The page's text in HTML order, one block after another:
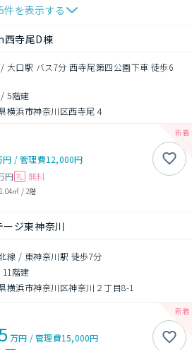
件を表示する
西寺尾D棟
大口駅 バス7分 西寺尾第四公園下車 徒歩6
/5階建
横浜市神奈川区西寺尾４
円 /管理費12,000円
円 礼 無料
㎡ / 2階
ージ東神奈川
線 / 東神奈川駅 徒歩7分
11階建
横浜市神奈川区神奈川２丁目8-1
万円 /管理費15,000円